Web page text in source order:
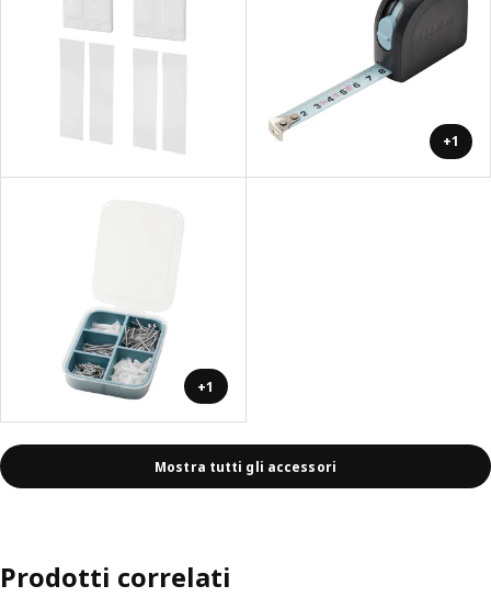
+1
+1
Mostra tutti gli accessori
Prodotti correlati